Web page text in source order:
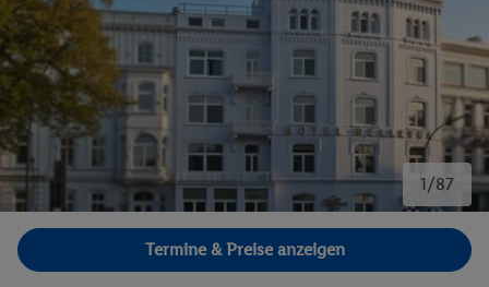
1/87
Bild 1 von 87.
Termine & Preise anzeigen